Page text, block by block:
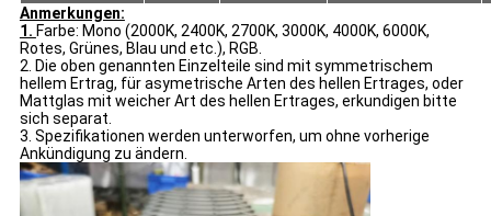
Anmerkungen:
1. Farbe: Mono (2000K, 2400K, 2700K, 3000K, 4000K, 6000K,
Rotes, Grünes, Blau und etc.), RGB.
2. Die oben genannten Einzelteile sind mit symmetrischem
hellem Ertrag, für asymetrische Arten des hellen Ertrages, oder
Mattglas mit weicher Art des hellen Ertrages, erkundigen bitte
sich separat.
3. Spezifikationen werden unterworfen, um ohne vorherige
Ankündigung zu ändern.